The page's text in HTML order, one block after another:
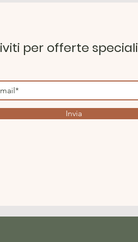
per offerte speciali
Invia